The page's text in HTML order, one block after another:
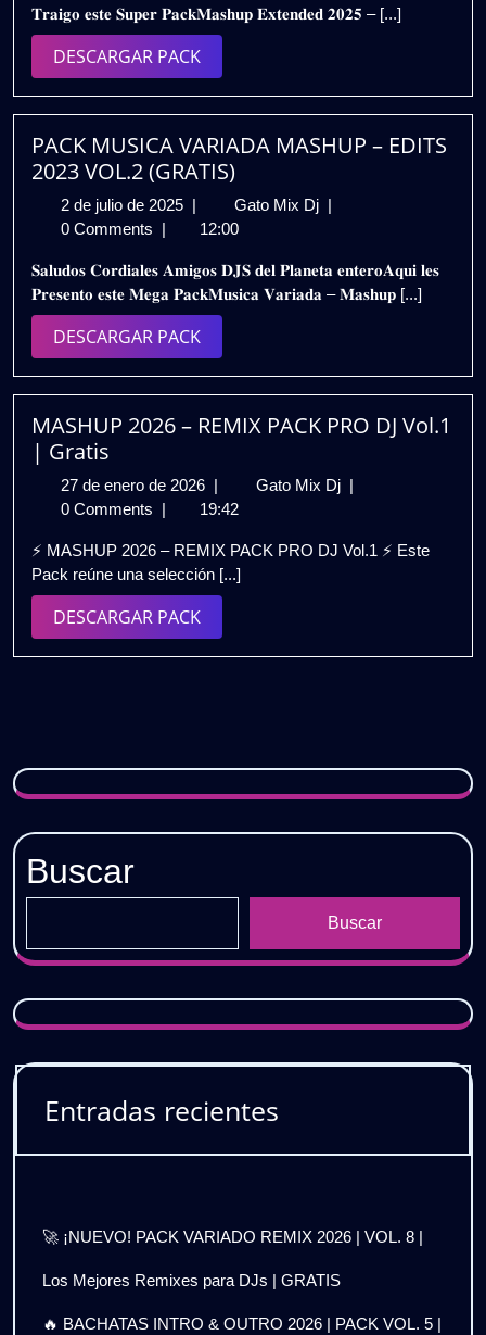
2025
–
𝐓𝐫𝐚𝐢𝐠𝐨 𝐞𝐬𝐭𝐞 𝐒𝐮𝐩𝐞𝐫 𝐏𝐚𝐜𝐤𝐌𝐚𝐬𝐡𝐮𝐩 𝐄𝐱𝐭𝐞𝐧𝐝𝐞𝐝 𝟐𝟎𝟐𝟓 – [...]
DESCARGAR PACKDESCARGAR
PACK
PACK MUSICA VARIADA MASHUP – EDITS
2023 VOL.2 (GRATIS)
2 de julio de 2025 2
de
de
2025
| Gato Mix Dj PACK
MASHUP
–
(GRATIS)
|
0 Comments | 12:00
𝐒𝐚𝐥𝐮𝐝𝐨𝐬 𝐂𝐨𝐫𝐝𝐢𝐚𝐥𝐞𝐬 𝐀𝐦𝐢𝐠𝐨𝐬 𝐃𝐉𝐒 𝐝𝐞𝐥 𝐏𝐥𝐚𝐧𝐞𝐭𝐚 𝐞𝐧𝐭𝐞𝐫𝐨𝐀𝐪𝐮𝐢 𝐥𝐞𝐬
𝐏𝐫𝐞𝐬𝐞𝐧𝐭𝐨 𝐞𝐬𝐭𝐞 𝐌𝐞𝐠𝐚 𝐏𝐚𝐜𝐤𝐌𝐮𝐬𝐢𝐜𝐚 𝐕𝐚𝐫𝐢𝐚𝐝𝐚 – 𝐌𝐚𝐬𝐡𝐮𝐩 [...]
DESCARGAR PACKDESCARGAR
PACK
MASHUP 2026 – REMIX PACK PRO DJ Vol.1
| Gratis
27 de enero de 2026 27
de
de
2026
| Gato Mix Dj MASHUP
REMIX
|
0 Comments | 19:42
⚡ MASHUP 2026 – REMIX PACK PRO DJ Vol.1 ⚡ Este
Pack reúne una selección [...]
DESCARGAR PACKDESCARGAR
PACK
Buscar
Buscar
Entradas recientes
🚀 ¡NUEVO! PACK VARIADO REMIX 2026 | VOL. 8 |
Los Mejores Remixes para DJs | GRATIS
🔥 BACHATAS INTRO & OUTRO 2026 | PACK VOL. 5 |